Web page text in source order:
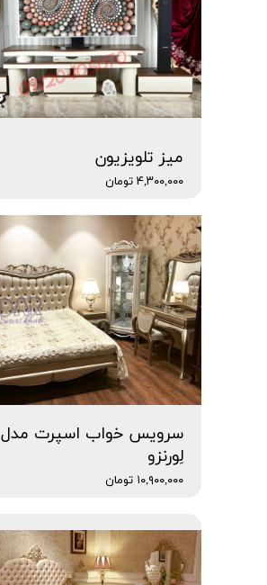
میز تلویزیون
۴,۳۰۰,۰۰۰ تومان
سرویس خواب اسپرت مدل
لِورنزو
۱۰,۹۰۰,۰۰۰ تومان